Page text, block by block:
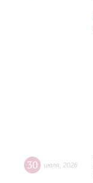
30 июля 2026